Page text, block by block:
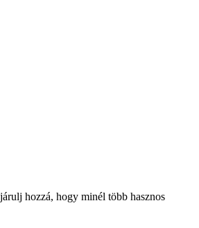
hozzá, hogy minél több hasznos